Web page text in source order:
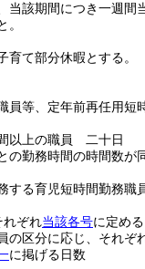
該期間につき一週間
て部分休暇とする。
員等、定年前再任用
以上の職員 二十日
の勤務時間の時間数が
する育児短時間勤務
れぞれ当該各号に定める
区分に応じ、それぞ
に掲げる日数